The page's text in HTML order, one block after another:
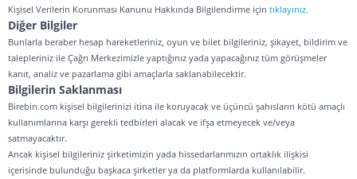
Kişisel Verilerin Korunması Kanunu Hakkında Bilgilendirme için tıklayınız.
Diğer Bilgiler
Bunlarla beraber hesap hareketleriniz, oyun ve bilet bilgileriniz, şikayet, bildirim ve
talepleriniz ile Çağrı Merkezimizle yaptığınız yada yapacağınız tüm görüşmeler
kanıt, analiz ve pazarlama gibi amaçlarla saklanabilecektir.
Bilgilerin Saklanması
Birebin.com kişisel bilgilerinizi itina ile koruyacak ve üçüncü şahısların kötü amaçlı
kullanımlarına karşı gerekli tedbirleri alacak ve ifşa etmeyecek ve/veya
satmayacaktır.
Ancak kişisel bilgileriniz şirketimizin yada hissedarlarımızın ortaklık ilişkisi
içerisinde bulunduğu başkaca şirketler ya da platformlarda kullanılabilir.